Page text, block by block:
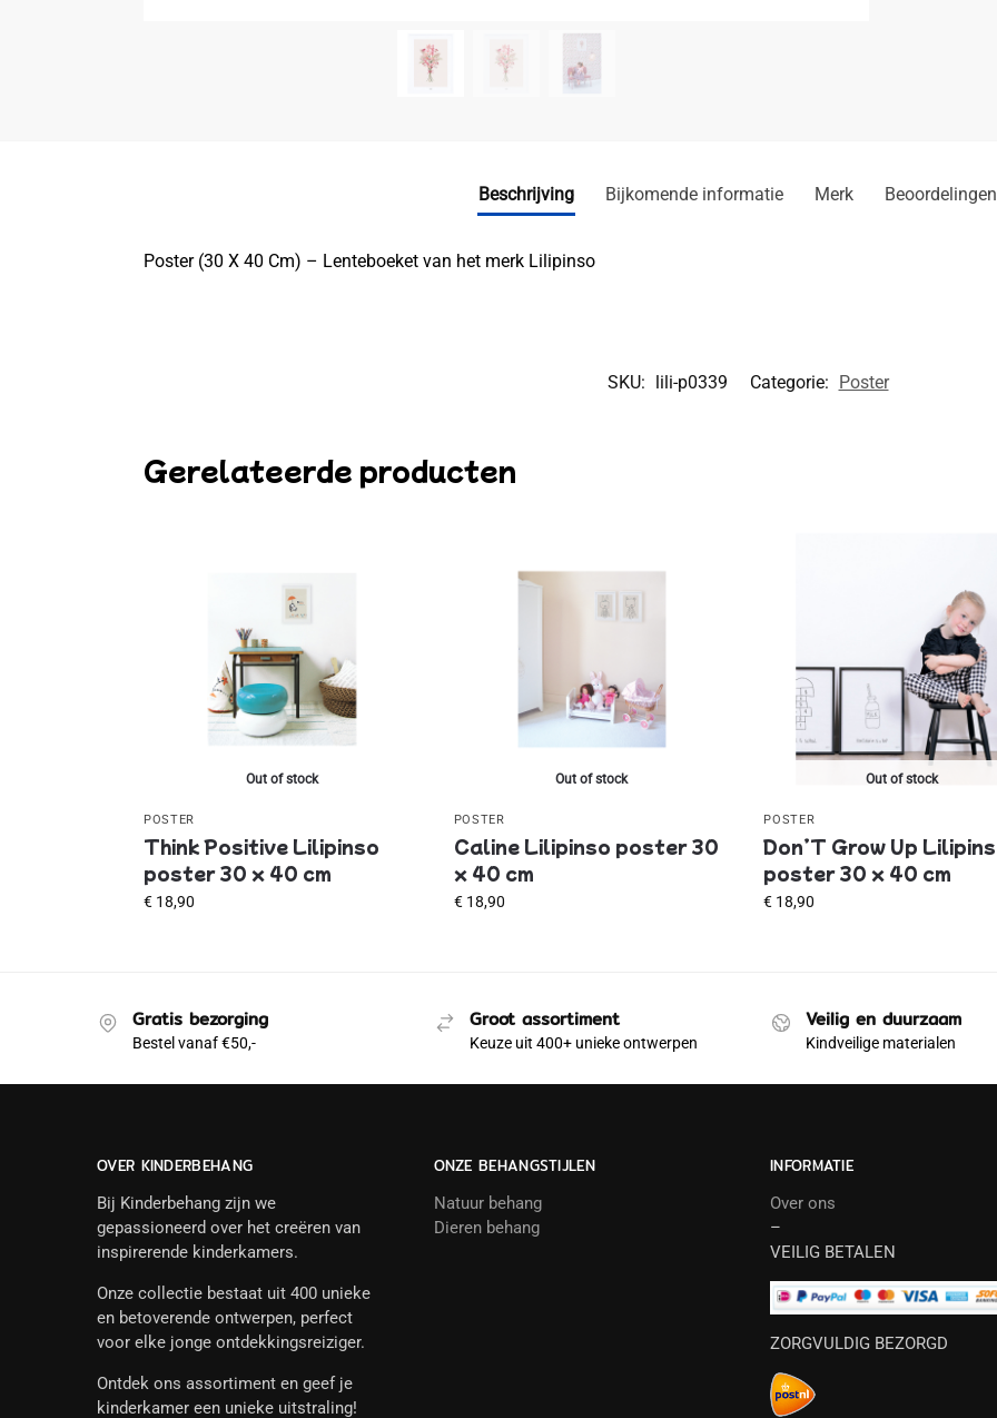
Beschrijving Bijkomende informatie Merk Beoordelingen
Poster (30 X 40 Cm) – Lenteboeket van het merk Lilipinso
SKU: lili-p0339 Categorie: Poster
Gerelateerde producten
Out of stock
POSTER
Think Positive Lilipinso
poster 30 x 40 cm
€18,90
Out of stock
POSTER
Caline Lilipinso poster 30
x 40 cm
€18,90
Out of stock
POSTER
Don’T Grow Up
poster 30 x 40 cm
€ 18,90
Gratis bezorging
Bestel vanaf €50,-
Groot assortiment
Keuze uit 400+ unieke ontwerpen
Veilig en duurzaam
Kindveilige materialen
OVER KINDERBEHANG
Bij Kinderbehang zijn we
gepassioneerd over het creëren van
inspirerende kinderkamers.
Onze collectie bestaat uit 400 unieke
en betoverende ontwerpen, perfect
voor elke jonge ontdekkingsreiziger.
Ontdek ons assortiment en geef je
kinderkamer een unieke uitstraling!
ONZE BEHANGSTIJLEN
Natuur behang
Dieren behang
INFORMATIE
Over ons
–
VEILIG BETALEN
ZORGVULDIG BEZORGD